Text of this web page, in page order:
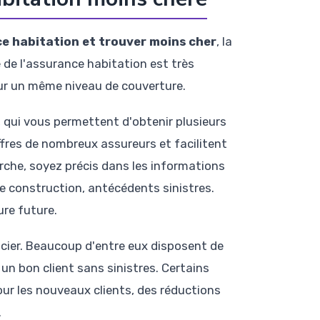
habitation et trouver moins cher, la
de l'assurance habitation est très
même niveau de couverture.
qui vous permettent d'obtenir plusieurs
de nombreux assureurs et facilitent
soyez précis dans les informations
construction, antécédents sinistres.
future.
Beaucoup d'entre eux disposent de
bon client sans sinistres. Certains
les nouveaux clients, des réductions